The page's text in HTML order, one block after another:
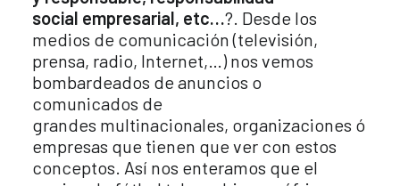
social empresarial, etc…?. Desde los
medios de comunicación (televisión,
prensa, radio, Internet,…) nos vemos
bombardeados de anuncios o
comunicados de
grandes multinacionales, organizaciones ó
empresas que tienen que ver con estos
conceptos. Así nos enteramos que el